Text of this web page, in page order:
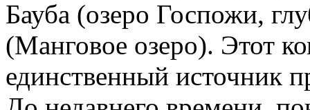
Бауба (озеро Госпожи,
(Манговое озеро). Этот
единственный источник